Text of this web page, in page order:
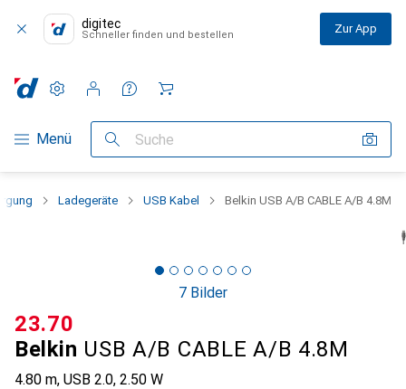
digitec
Schneller finden und bestellen Zur App
Navigation nach Kategorien
Menü Suche
Einstellungen
Kundenkonto
Vergleichslisten
Merklisten
Warenkorb
Ladegeräte USB Kabel Belkin USB A/B CABLE A/B 4.8M
7 Bilder
Belkin USB A/B CABLE A/B 4.8M
4.80 m, USB 2.0, 2.50 W
CHF
23.70